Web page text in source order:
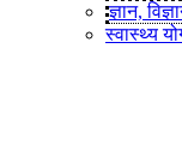
ज्ञान,
स्वास्थ्य